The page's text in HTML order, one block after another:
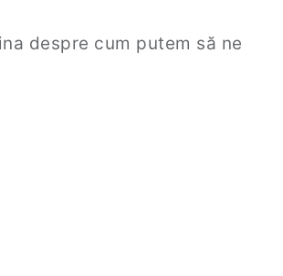
despre cum putem să ne